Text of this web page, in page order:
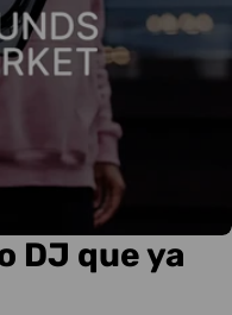
DJ que ya